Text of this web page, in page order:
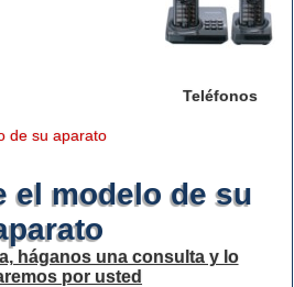
Teléfonos
de su aparato
el modelo de su
háganos una consulta y lo
por usted